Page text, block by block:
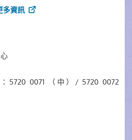
多資訊
5720 0071 （中）/ 5720 0072